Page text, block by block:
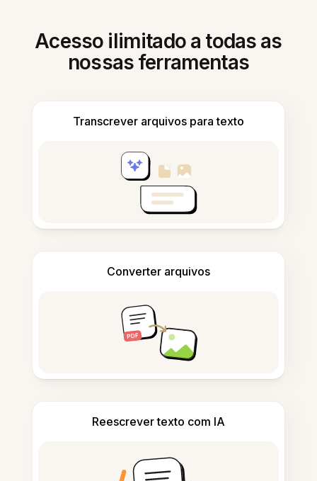
Acesso ilimitado a todas as
nossas ferramentas
Transcrever arquivos para texto
Converter arquivos
Reescrever texto com IA